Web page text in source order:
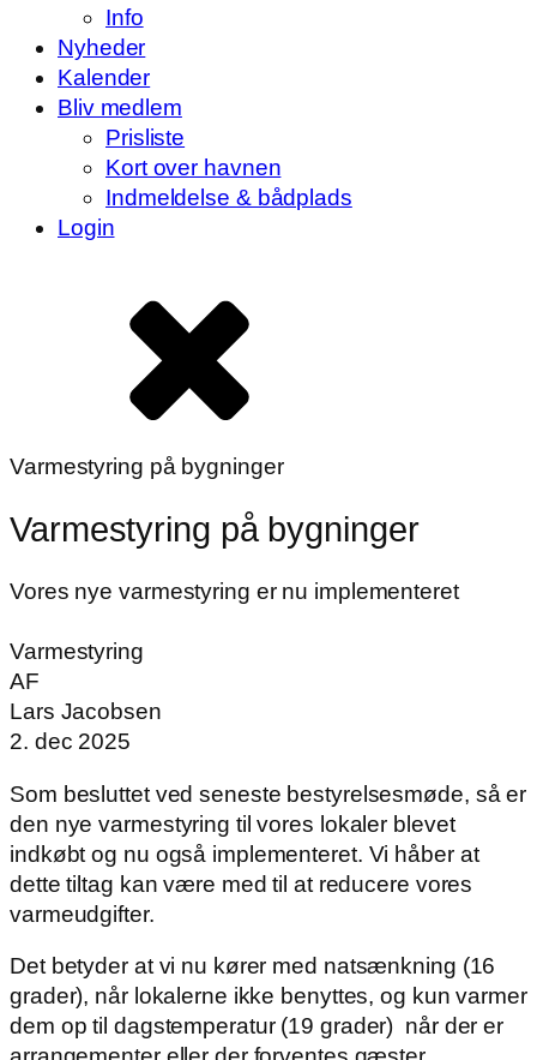
Info
Nyheder
Kalender
Bliv medlem
Prisliste
Kort over havnen
Indmeldelse & bådplads
Login
Varmestyring på bygninger
Varmestyring på bygninger
Vores nye varmestyring er nu implementeret
Varmestyring
AF
Lars Jacobsen
2. dec 2025
Som besluttet ved seneste bestyrelsesmøde, så er
den nye varmestyring til vores lokaler blevet
indkøbt og nu også implementeret. Vi håber at
dette tiltag kan være med til at reducere vores
varmeudgifter.
Det betyder at vi nu kører med natsænkning (16
grader), når lokalerne ikke benyttes, og kun varmer
dem op til dagstemperatur (19 grader) når der er